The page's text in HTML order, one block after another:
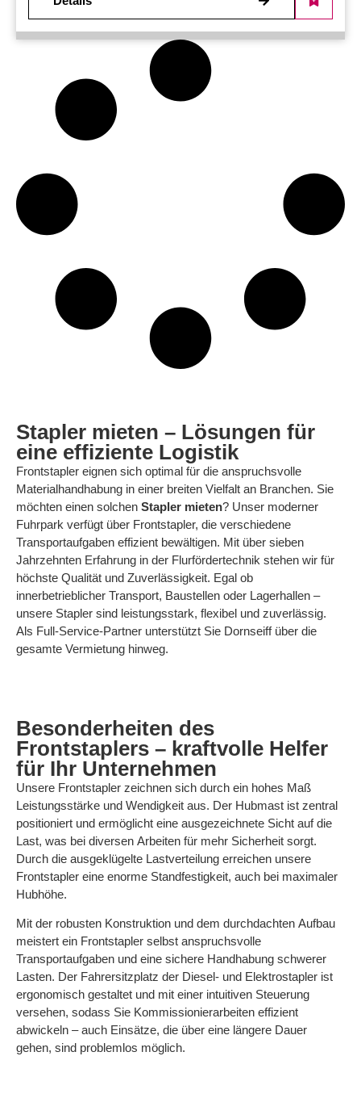
Stapler mieten – Lösungen für
eine effiziente Logistik
Frontstapler eignen sich optimal für die anspruchsvolle
Materialhandhabung in einer breiten Vielfalt an Branchen. Sie
möchten einen solchen Stapler mieten? Unser moderner
Fuhrpark verfügt über Frontstapler, die verschiedene
Transportaufgaben effizient bewältigen. Mit über sieben
Jahrzehnten Erfahrung in der Flurfördertechnik stehen wir für
höchste Qualität und Zuverlässigkeit. Egal ob
innerbetrieblicher Transport, Baustellen oder Lagerhallen –
unsere Stapler sind leistungsstark, flexibel und zuverlässig.
Als Full-Service-Partner unterstützt Sie Dornseiff über die
gesamte Vermietung hinweg.
Besonderheiten des
Frontstaplers – kraftvolle Helfer
für Ihr Unternehmen
Unsere Frontstapler zeichnen sich durch ein hohes Maß
Leistungsstärke und Wendigkeit aus. Der Hubmast ist zentral
positioniert und ermöglicht eine ausgezeichnete Sicht auf die
Last, was bei diversen Arbeiten für mehr Sicherheit sorgt.
Durch die ausgeklügelte Lastverteilung erreichen unsere
Frontstapler eine enorme Standfestigkeit, auch bei maximaler
Hubhöhe.
Mit der robusten Konstruktion und dem durchdachten Aufbau
meistert ein Frontstapler selbst anspruchsvolle
Transportaufgaben und eine sichere Handhabung schwerer
Lasten. Der Fahrersitzplatz der Diesel- und Elektrostapler ist
ergonomisch gestaltet und mit einer intuitiven Steuerung
versehen, sodass Sie Kommissionierarbeiten effizient
abwickeln – auch Einsätze, die über eine längere Dauer
gehen, sind problemlos möglich.